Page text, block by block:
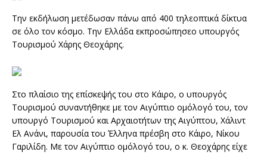
Την εκδήλωση μετέδωσαν πάνω από 400 τηλεοπτικά δίκτυα
σε όλο τον κόσμο. Την Ελλάδα εκπροσώπησεο υπουργός
Τουρισμού Χάρης Θεοχάρης.
Στο πλαίσιο της επίσκεψής του στο Κάιρο, ο υπουργός
Τουρισμού συναντήθηκε με τον Αιγύπτιο ομόλογό του, τον
υπουργό Τουρισμού και Αρχαιοτήτων της Αιγύπτου, Χάλιντ
Ελ Ανάνι, παρουσία του Έλληνα πρέσβη στο Κάιρο, Νίκου
Γαριλίδη. Με τον Αιγύπτιο ομόλογό του, ο κ. Θεοχάρης είχε